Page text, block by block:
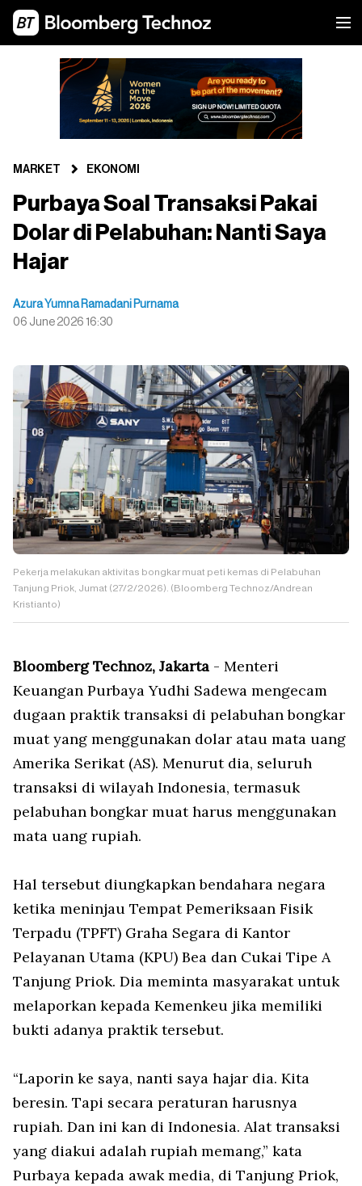
MARKET EKONOMI
Purbaya Soal Transaksi Pakai
Dolar di Pelabuhan: Nanti Saya
Hajar
Azura Yumna Ramadani Purnama
06 June 2026 16:30
Pekerja melakukan aktivitas bongkar muat peti kemas di Pelabuhan
Tanjung Priok, Jumat (27/2/2026). (Bloomberg Technoz/Andrean
Kristianto)
Bloomberg Technoz, Jakarta - Menteri
Keuangan Purbaya Yudhi Sadewa mengecam
dugaan praktik transaksi di pelabuhan bongkar
muat yang menggunakan dolar atau mata uang
Amerika Serikat (AS). Menurut dia, seluruh
transaksi di wilayah Indonesia, termasuk
pelabuhan bongkar muat harus menggunakan
mata uang rupiah.
Hal tersebut diungkapkan bendahara negara
ketika meninjau Tempat Pemeriksaan Fisik
Terpadu (TPFT) Graha Segara di Kantor
Pelayanan Utama (KPU) Bea dan Cukai Tipe A
Tanjung Priok. Dia meminta masyarakat untuk
melaporkan kepada Kemenkeu jika memiliki
bukti adanya praktik tersebut.
“Laporin ke saya, nanti saya hajar dia. Kita
beresin. Tapi secara peraturan harusnya
rupiah. Dan ini kan di Indonesia. Alat transaksi
yang diakui adalah rupiah memang,” kata
Purbaya kepada awak media, di Tanjung Priok,